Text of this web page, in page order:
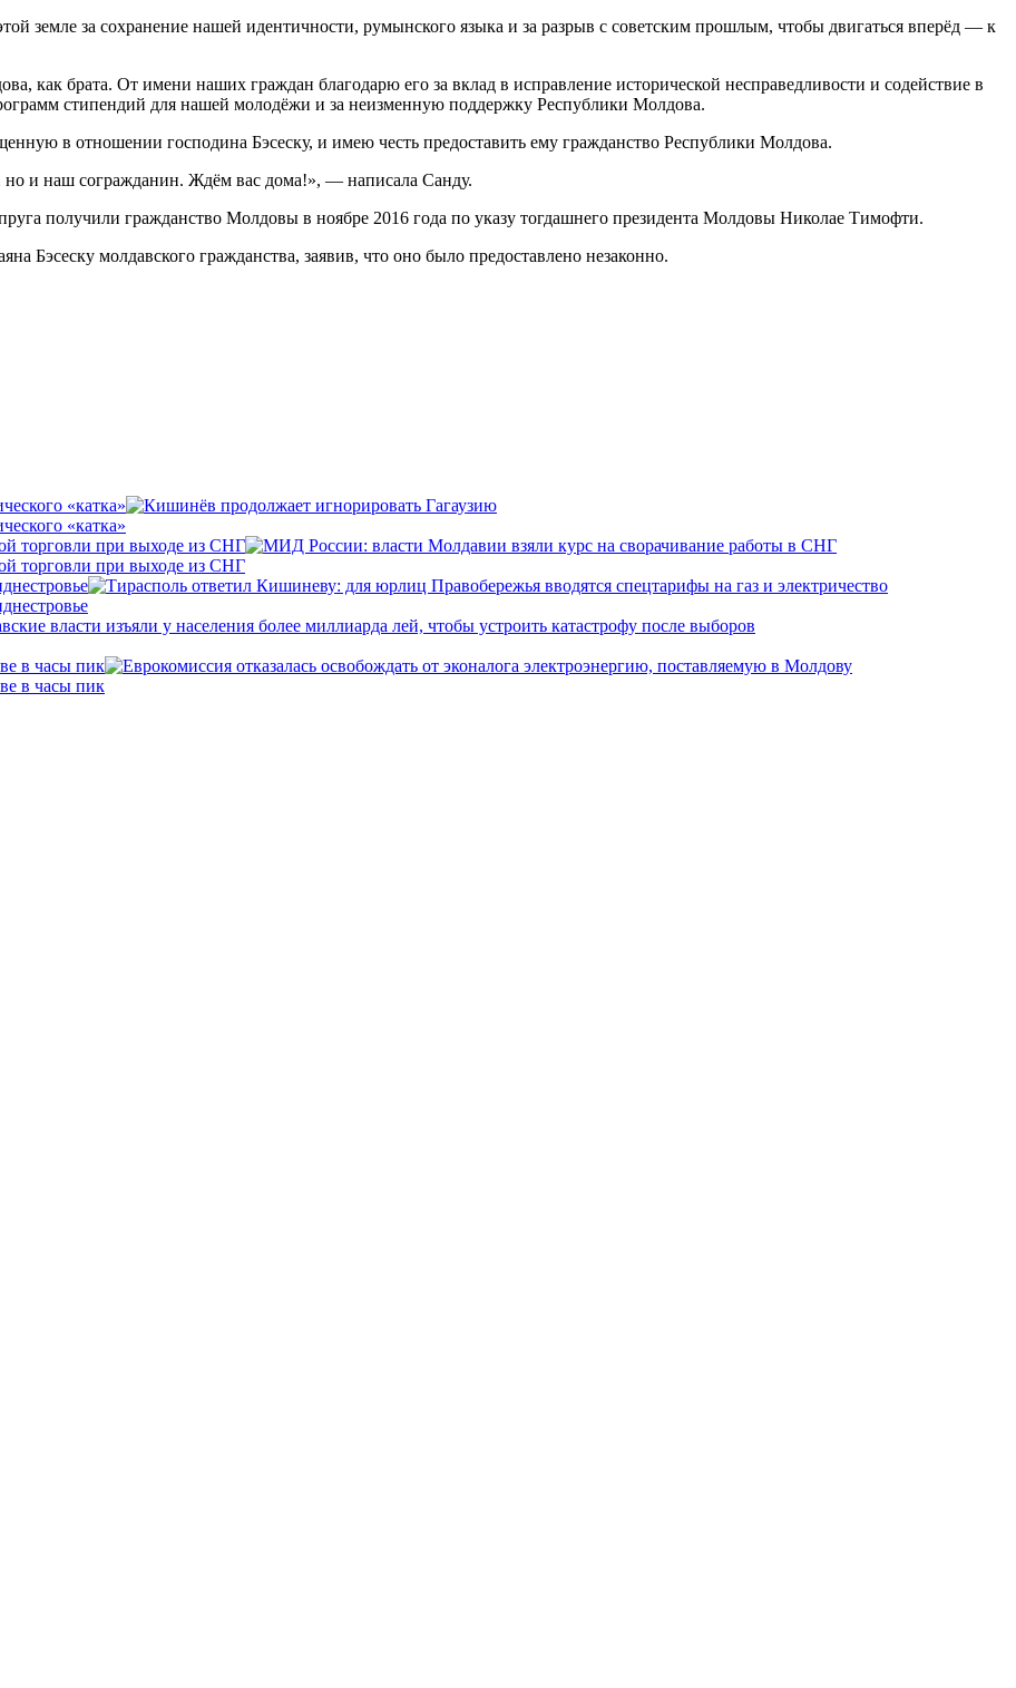
земле за сохранение нашей идентичности, румынского языка и за разрыв с советским прошлым, чтобы двигаться вперёд — к
как брата. От имени наших граждан благодарю его за вклад в исправление исторической несправедливости и содействие в
стипендий для нашей молодёжи и за неизменную поддержку Республики Молдова.
в отношении господина Бэсеску, и имею честь предоставить ему гражданство Республики Молдова.
но и наш согражданин. Ждём вас дома!», — написала Санду.
получили гражданство Молдовы в ноябре 2016 года по указу тогдашнего президента Молдовы Николае Тимофти.
Бэсеску молдавского гражданства, заявив, что оно было предоставлено незаконно.
«катка»
«катка»
торговли при выходе из СНГ
торговли при выходе из СНГ
в часы пик
в часы пик